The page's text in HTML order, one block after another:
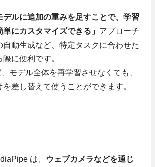
デルに追加の重みを足すことで、学習
にカスタマイズできる」 アプローチ
自動生成など、特定タスクに合わせた
に便利です。
モデル全体を再学習させなくても、
差し替えて使うことができます。
は、
ウェブカメラなどを通じ